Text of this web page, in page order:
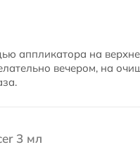
аппликатора на
вечером, на
3 мл